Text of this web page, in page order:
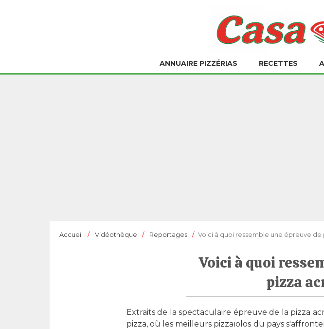
ANNUAIRE PIZZÉRIAS RECETTES
Accueil Vidéothèque Reportages Voici à quoi ressemble une épreuve
Voici à quoi
pizza
Extraits de la spectaculaire épreuve de la pizza
pizza, où les meilleurs pizzaïolos du pays